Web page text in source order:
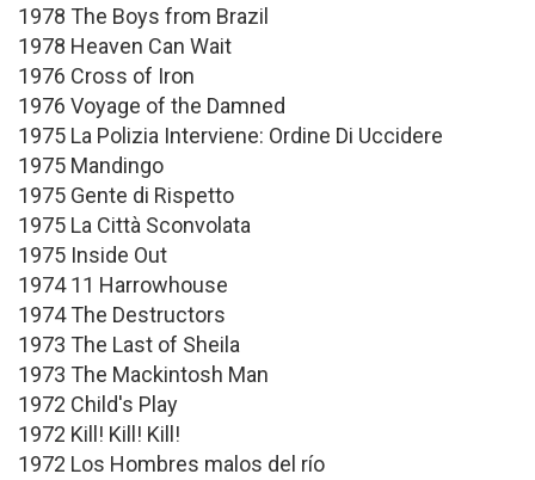
1978 The Boys from Brazil
1978 Heaven Can Wait
1976 Cross of Iron
1976 Voyage of the Damned
1975 La Polizia Interviene: Ordine Di Uccidere
1975 Mandingo
1975 Gente di Rispetto
1975 La Città Sconvolata
1975 Inside Out
1974 11 Harrowhouse
1974 The Destructors
1973 The Last of Sheila
1973 The Mackintosh Man
1972 Child's Play
1972 Kill! Kill! Kill!
1972 Los Hombres malos del río